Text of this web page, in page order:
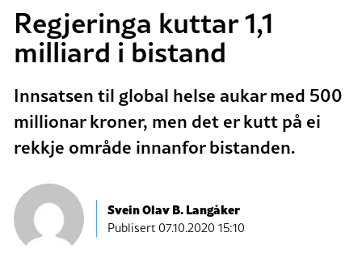
Regjeringa kuttar 1,1
milliard i bistand
Innsatsen til global helse aukar med 500
millionar kroner, men det er kutt på ei
rekkje område innanfor bistanden.
Svein Olav B. Langåker
Publisert07.10.2020 15:10